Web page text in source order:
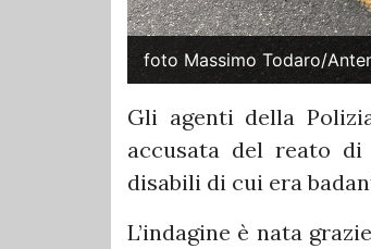
foto Massimo Todaro/
Gli agenti della
accusata del reato
disabili di cui era
L’indagine è nata